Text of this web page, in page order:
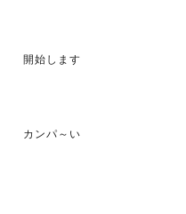
開始します
カンパ～い